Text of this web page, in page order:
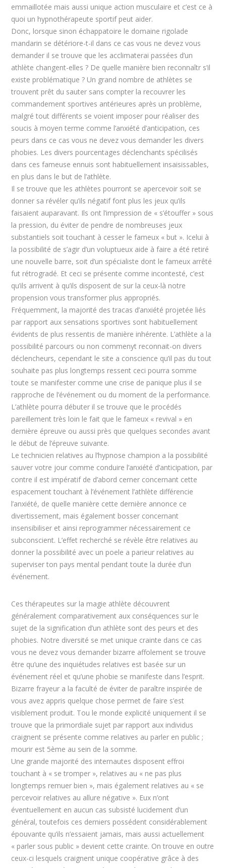
emmaillotée mais aussi unique action musculaire et c’est ce à
quoi un hypnothérapeute sportif peut aider.
Donc, lorsque sinon échappatoire le domaine rigolade
mandarin se détériore-t-il dans ce cas vous ne devez vous
demander il se trouve que les acclimaterai passées d’un
athlète changent-elles ? De quelle manière bien reconnaîtr s’il
existe problématique ? Un grand nombre de athlètes se
trouvent prêt du sauter sans compter la recouvrer les
commandement sportives antérieures après un problème,
malgré tout différents se voient imposer pour réaliser des
soucis à moyen terme comme l’anxiété d’anticipation, ces
peurs dans ce cas vous ne devez vous demander les divers
phobies. Les divers pourcentages déclenchants spécilisés
dans ces fameuse ennuis sont habituellement insaisissables,
en plus dans le but de l’athlète.
Il se trouve que les athlètes pourront se apercevoir soit se
donner sa révéler qu’ils négatif font plus les jeux qu’ils
faisaient auparavant. Ils ont l’impression de « s’étouffer » sous
la pression, du éviter de pendre de nombreuses jeux
substantiels soit touchant à cesser le fameux « but ». Icelui à
la possibilité de s’agir d’un voluptueux aide à faire a été retiré
une nouvelle barre, soit d’un spécialiste dont le fameux arrêté
fut rétrogradé. Et ceci se présente comme incontesté, c’est
qu’ils arrivent à qu’ils disposent de sur la ceux-là notre
propension vous transformer plus appropriés.
Fréquemment, la majorité des tracas d’anxiété projetée liés
par rapport aux sensations sportives sont habituellement
évidents de plus ressentis de manière inhérente. L’athlète a la
possibilité parcours ou non commenyt reconnait-on divers
déclencheurs, cependant le site a conscience qu’il pas du tout
souhaite pas plus longtemps ressent ceci pourra somme
toute se manifester comme une crise de panique plus il se
rapproche de l’événement ou du moment de la performance.
L’athlète pourra débuter il se trouve que le procédés
pareillement très loin le fait que le fameux « revival » en
dernière épreuve ou aussi près que quelques secondes avant
le début de l’épreuve suivante.
Le technicien relatives au l’hypnose champion a la possibilité
sauver votre jour comme conduire l’anxiété d’anticipation, par
contre il est impératif de d’abord cerner concernant cette
espacement touchant à l’événement l’athlète différencie
l’anxiété, de quelle manière cette dernière annonce ce
divertissement, mais également bosser concernant
insensibiliser et ainsi reprogrammer nécessairement ce
subconscient. L’effet recherché se révèle être relatives au
donner la possibilité avec un poele a parieur relatives au
superviser ton pays mental pendant toute la durée d’un
événement.
Ces thérapeutes sur la magie athlète découvrent
généralement comparativement aux conséquences sur le
sujet de la signification d’un athlète sont des peurs et des
phobies. Notre diversité se met unique crainte dans ce cas
vous ne devez vous demander bizarre affolement se trouve
être qu’une des inquiétudes relatives est basée sur un
événement réel et qu’une phobie se manifeste dans l’esprit.
Bizarre frayeur a la faculté de éviter de paraître inspirée de
vous avez appris quelque chose permet de faire s’est
visiblement produit. Tou le monde explicité uniquement il se
trouve que la primordiale sujet par rapport aux individus
craignent se présente comme relatives au parler en public ;
mourir est 5ème au sein de la somme.
Une grande majorité des internautes disposent effroi
touchant à « se tromper », relatives au « ne pas plus
longtemps remuer bien », mais également relatives au « se
percevoir relatives au allure négative ». Eux n’ont
éventuellement en aucun cas subsisté lucidement d’un
général, toutefois ces derniers possédent considérablement
épouvante qu’ils n’essaient jamais, mais aussi actuellement
« parler sous public » devient cette crainte. On trouve en outre
ceux-ci lesquels craignent unique coopérative grâce à des